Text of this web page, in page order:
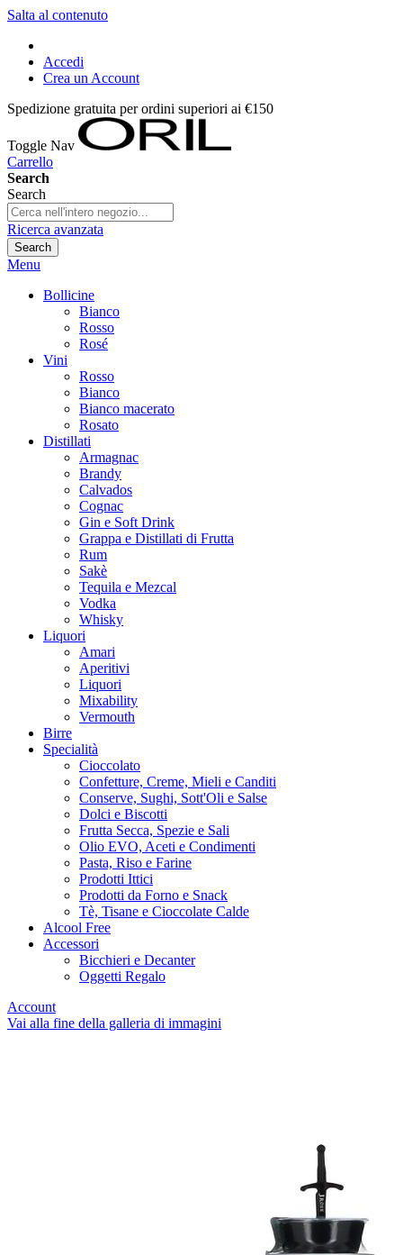
Salta al contenuto
Accedi
Crea un Account
Spedizione gratuita per ordini superiori ai €150
Toggle Nav
Carrello
Search
Search
Ricerca avanzata
Search
Menu
Bollicine
Bianco
Rosso
Rosé
Vini
Rosso
Bianco
Bianco macerato
Rosato
Distillati
Armagnac
Brandy
Calvados
Cognac
Gin e Soft Drink
Grappa e Distillati di Frutta
Rum
Sakè
Tequila e Mezcal
Vodka
Whisky
Liquori
Amari
Aperitivi
Liquori
Mixability
Vermouth
Birre
Specialità
Cioccolato
Confetture, Creme, Mieli e Canditi
Conserve, Sughi, Sott'Oli e Salse
Dolci e Biscotti
Frutta Secca, Spezie e Sali
Olio EVO, Aceti e Condimenti
Pasta, Riso e Farine
Prodotti Ittici
Prodotti da Forno e Snack
Tè, Tisane e Cioccolate Calde
Alcool Free
Accessori
Bicchieri e Decanter
Oggetti Regalo
Account
Vai alla fine della galleria di immagini